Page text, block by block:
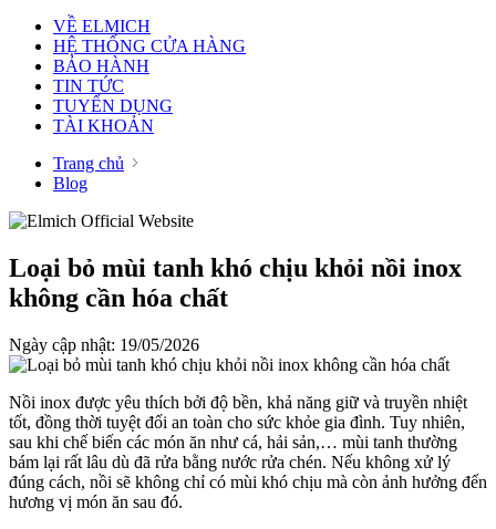
VỀ ELMICH
HỆ THỐNG CỬA HÀNG
BẢO HÀNH
TIN TỨC
TUYỂN DỤNG
TÀI KHOẢN
Trang chủ
Blog
Loại bỏ mùi tanh khó chịu khỏi nồi inox
không cần hóa chất
Ngày cập nhật: 19/05/2026
Nồi inox được yêu thích bởi độ bền, khả năng giữ và truyền nhiệt
tốt, đồng thời tuyệt đối an toàn cho sức khỏe gia đình. Tuy nhiên,
sau khi chế biến các món ăn như cá, hải sản,… mùi tanh thường
bám lại rất lâu dù đã rửa bằng nước rửa chén. Nếu không xử lý
đúng cách, nồi sẽ không chỉ có mùi khó chịu mà còn ảnh hưởng đến
hương vị món ăn sau đó.